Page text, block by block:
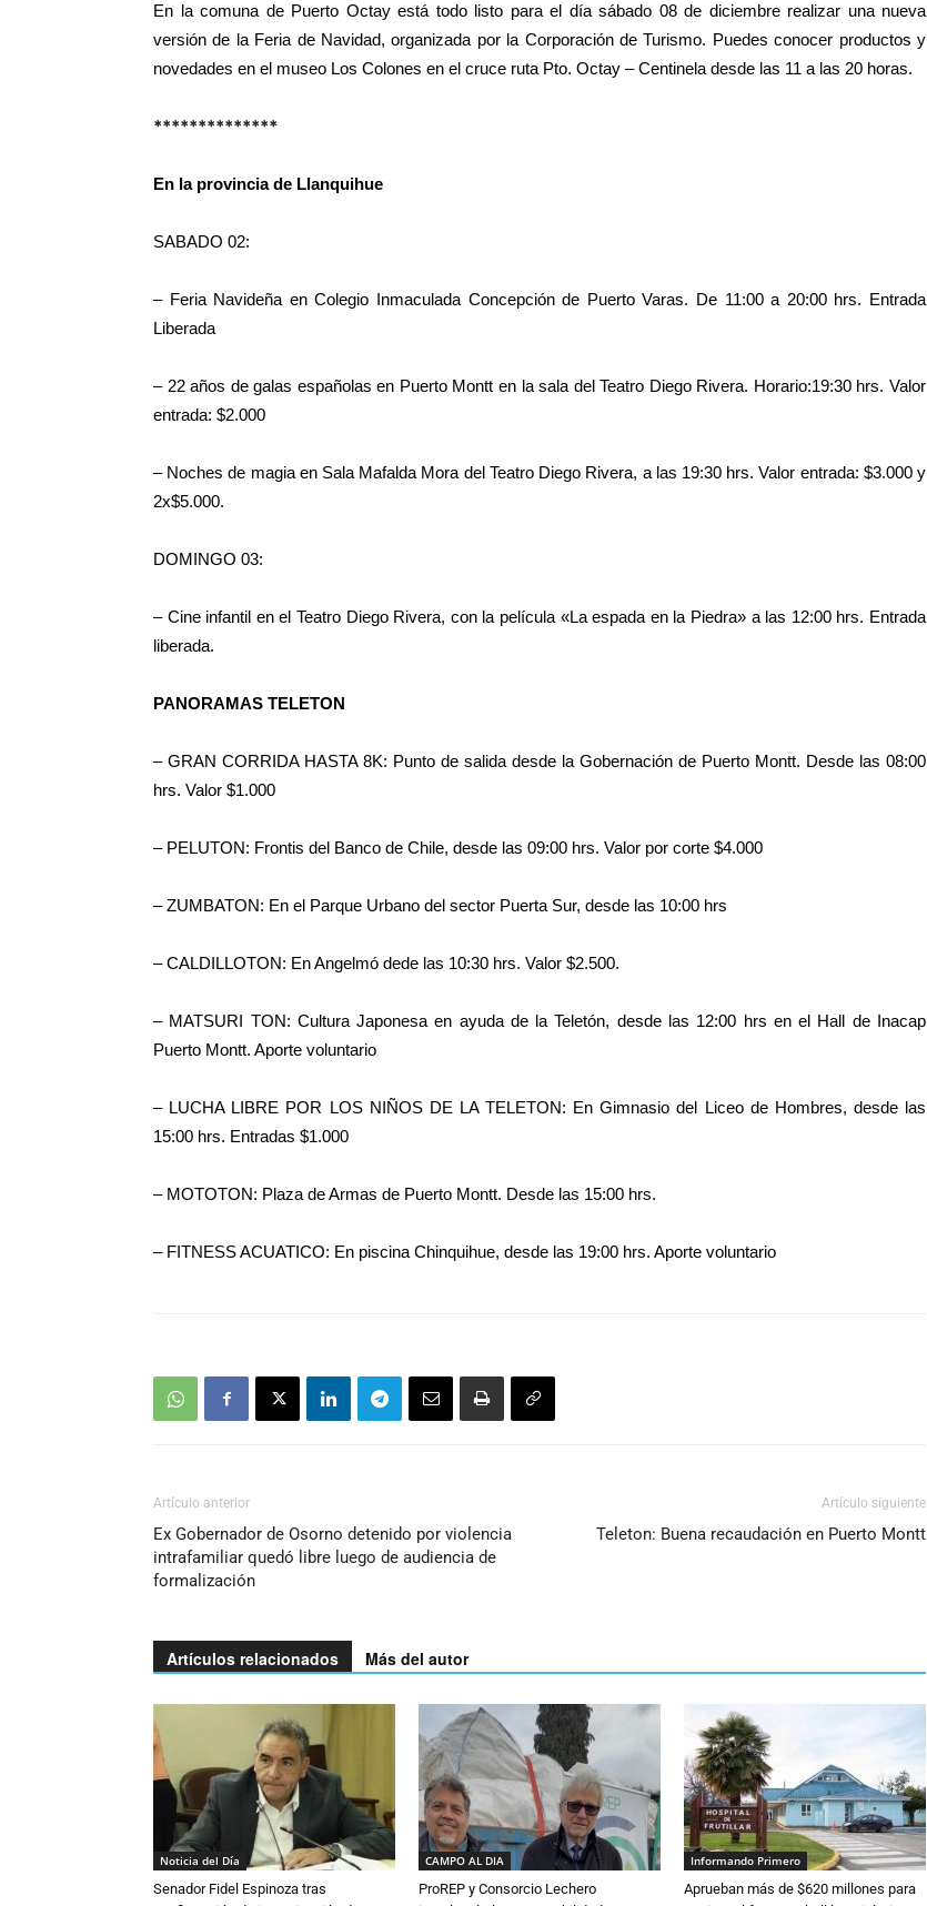
En la comuna de Puerto Octay está todo listo para el día sábado 08 de diciembre realizar una nueva
versión de la Feria de Navidad, organizada por la Corporación de Turismo. Puedes conocer productos y
novedades en el museo Los Colones en el cruce ruta Pto. Octay – Centinela desde las 11 a las 20 horas.
**************
En la provincia de Llanquihue
SABADO 02:
– Feria Navideña en Colegio Inmaculada Concepción de Puerto Varas. De 11:00 a 20:00 hrs. Entrada
Liberada
– 22 años de galas españolas en Puerto Montt en la sala del Teatro Diego Rivera. Horario:19:30 hrs. Valor
entrada: $2.000
– Noches de magia en Sala Mafalda Mora del Teatro Diego Rivera, a las 19:30 hrs. Valor entrada: $3.000 y
2x$5.000.
DOMINGO 03:
– Cine infantil en el Teatro Diego Rivera, con la película «La espada en la Piedra» a las 12:00 hrs. Entrada
liberada.
PANORAMAS TELETON
– GRAN CORRIDA HASTA 8K: Punto de salida desde la Gobernación de Puerto Montt. Desde las 08:00
hrs. Valor $1.000
– PELUTON: Frontis del Banco de Chile, desde las 09:00 hrs. Valor por corte $4.000
– ZUMBATON: En el Parque Urbano del sector Puerta Sur, desde las 10:00 hrs
– CALDILLOTON: En Angelmó dede las 10:30 hrs. Valor $2.500.
– MATSURI TON: Cultura Japonesa en ayuda de la Teletón, desde las 12:00 hrs en el Hall de Inacap
Puerto Montt. Aporte voluntario
– LUCHA LIBRE POR LOS NIÑOS DE LA TELETON: En Gimnasio del Liceo de Hombres, desde las
15:00 hrs. Entradas $1.000
– MOTOTON: Plaza de Armas de Puerto Montt. Desde las 15:00 hrs.
– FITNESS ACUATICO: En piscina Chinquihue, desde las 19:00 hrs. Aporte voluntario
Artículo anterior
Ex Gobernador de Osorno detenido por violencia
intrafamiliar quedó libre luego de audiencia de
formalización
Artículo siguiente
Teleton: Buena recaudación en Puerto Montt
Artículos relacionados Más del autor
Noticia del Día
Senador Fidel Espinoza tras
CAMPO AL DIA
ProREP y Consorcio Lechero
Informando Primero
Aprueban más de $620 millones para